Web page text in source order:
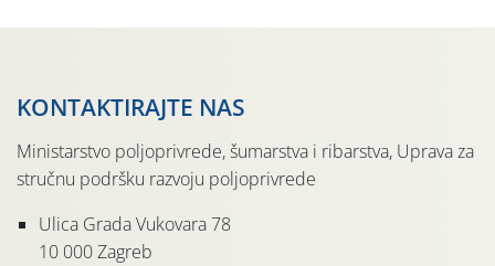
KONTAKTIRAJTE NAS
Ministarstvo poljoprivrede, šumarstva i ribarstva, Uprava za
stručnu podršku razvoju poljoprivrede
Ulica Grada Vukovara 78
10 000 Zagreb